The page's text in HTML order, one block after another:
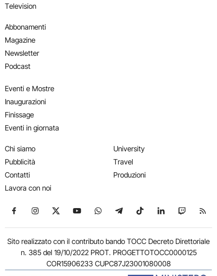
Television
Abbonamenti
Magazine
Newsletter
Podcast
Eventi e Mostre
Inaugurazioni
Finissage
Eventi in giornata
Chi siamo
Pubblicità
Contatti
Lavora con noi
University
Travel
Produzioni
Seguici su Facebook
Seguici su Instagram
Seguici su X
Seguici su YouTube
Seguici su WhatsApp
Seguici su Telegram
Seguici su TikTok
Seguici su
Seguici
Sito realizzato con il contributo bando TOCC Decreto Direttoriale
n. 385 del 19/10/2022 PROT. PROGETTOTOCC0000125
COR15906233 CUPC87J23001080008